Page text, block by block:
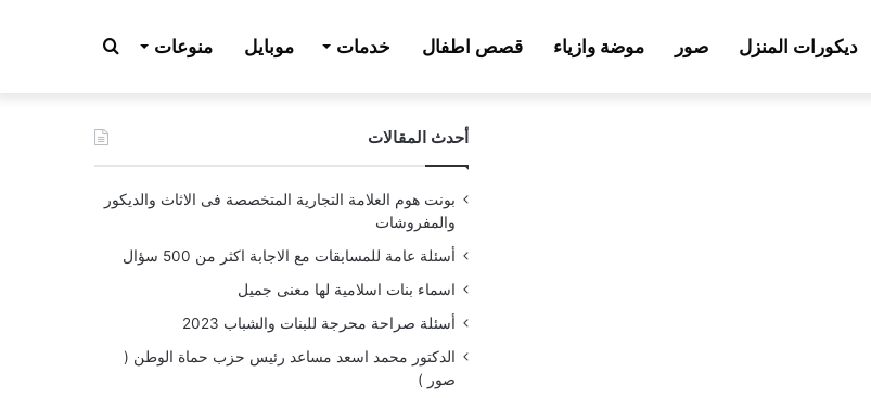
ديكورات المنزل صور موضة وازياء قصص اطفال خدمات موبايل منوعات بحث
عن أحدث المقالات
بونت هوم العلامة التجارية المتخصصة فى الاثاث والديكور
والمفروشات
أسئلة عامة للمسابقات مع الاجابة اكثر من 500 سؤال
اسماء بنات اسلامية لها معنى جميل
أسئلة صراحة محرجة للبنات والشباب 2023
الدكتور محمد اسعد مساعد رئيس حزب حماة الوطن (
صور )